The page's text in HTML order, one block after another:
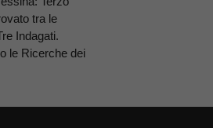
tra le
Indagati.
le Ricerche dei